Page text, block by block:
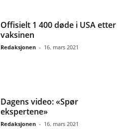
Offisielt 1 400 døde i USA etter
vaksinen
Redaksjonen - 16. mars 2021
Dagens video: «Spør
ekspertene»
Redaksjonen - 16. mars 2021